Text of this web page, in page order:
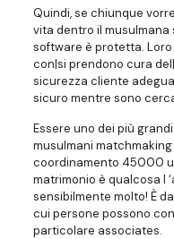
Quindi, se chiunque
vita dentro il
software è protetta.
con|si prendono cura
sicurezza cliente
sicuro mentre sono
Essere uno dei più
musulmani
coordinamento 45000
matrimonio è qualcosa l
sensibilmente molto! È
cui persone possono
particolare associates.